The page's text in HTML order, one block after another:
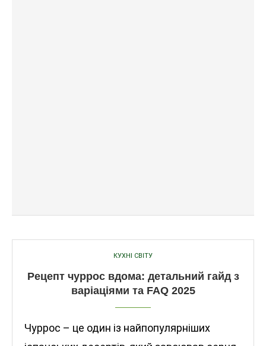
КУХНІ СВІТУ
Рецепт чуррос вдома: детальний гайд з
варіаціями та FAQ 2025
Чуррос – це один із найпопулярніших